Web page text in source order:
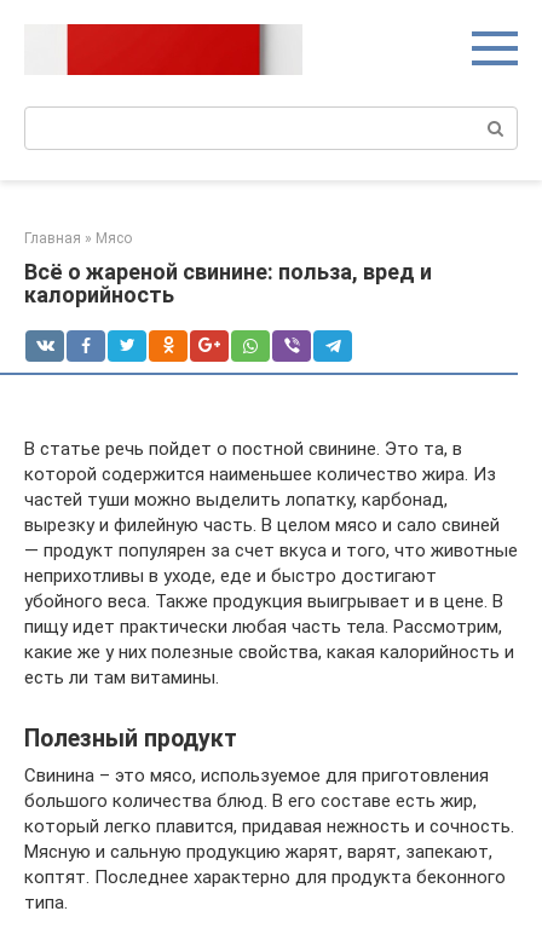
Главная » Мясо
Всё о жареной свинине: польза, вред и
калорийность
В статье речь пойдет о постной свинине. Это та, в
которой содержится наименьшее количество жира. Из
частей туши можно выделить лопатку, карбонад,
вырезку и филейную часть. В целом мясо и сало свиней
— продукт популярен за счет вкуса и того, что животные
неприхотливы в уходе, еде и быстро достигают
убойного веса. Также продукция выигрывает и в цене. В
пищу идет практически любая часть тела. Рассмотрим,
какие же у них полезные свойства, какая калорийность и
есть ли там витамины.
Полезный продукт
Свинина – это мясо, используемое для приготовления
большого количества блюд. В его составе есть жир,
который легко плавится, придавая нежность и сочность.
Мясную и сальную продукцию жарят, варят, запекают,
коптят. Последнее характерно для продукта беконного
типа.